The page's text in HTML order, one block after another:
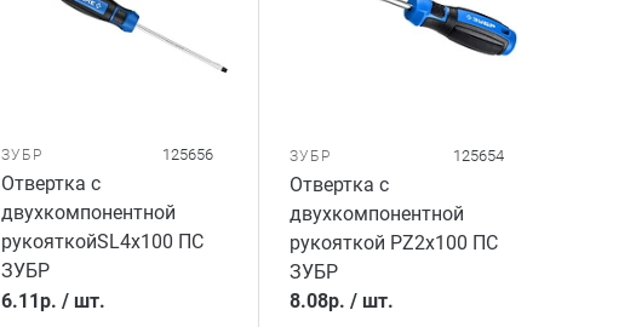
ЗУБР 125656
Отвертка с
двухкомпонентной
рукояткойSL4х100 ПС
ЗУБР
6.11р. / шт.
ЗУБР 125654
Отвертка с
двухкомпонентной
рукояткой PZ2x100 ПС
ЗУБР
8.08р. /шт.